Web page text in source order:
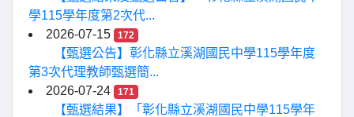
學115學年度第2次代...
2026-07-15
172
【甄選公告】彰化縣立溪湖國民中學115學年度
第3次代理教師甄選簡...
2026-07-24
171
【甄選結果】「彰化縣立溪湖國民中學115學年